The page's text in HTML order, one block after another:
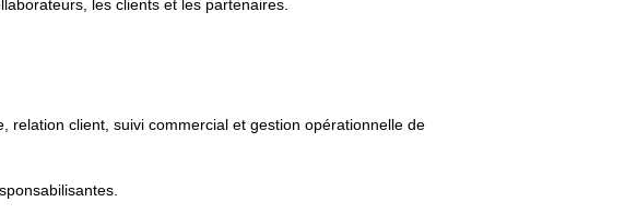
les clients et les partenaires.
client, suivi commercial et gestion opérationnelle de